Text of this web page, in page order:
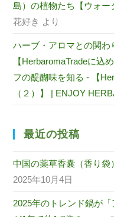
島）の植物たち【ウォ
花好き より
ハーブ・アロマとの関
【HerbaromaTradeに込
フの醍醐味を知る - 【
（２）】 | ENJOY
最近の投稿
中国の薬草香囊（香り袋
2025年10月4日
2025年のトレンド鍋が